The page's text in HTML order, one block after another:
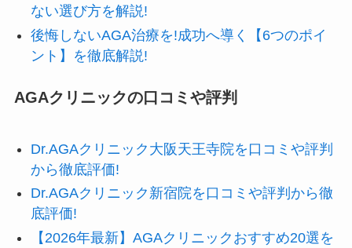
ない選び方を解説!
後悔しないAGA治療を!成功へ導く【6つのポイ
ント】を徹底解説!
AGAクリニックの口コミや評判
Dr.AGAクリニック大阪天王寺院を口コミや評判
から徹底評価!
Dr.AGAクリニック新宿院を口コミや評判から徹
底評価!
【2026年最新】AGAクリニックおすすめ20選を